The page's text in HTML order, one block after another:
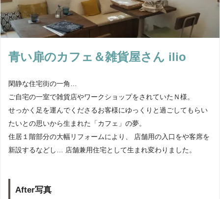
青い扉のカフェ＆雑貨屋さん ilio
閑静な住宅街の一角…
ご自宅の一室で雑貨店やワークショップをされていたＮ様。
せっかく足を運んでくださるお客様にゆっくりと過ごしてもらい
たいとの思いから生まれた「カフェ」の夢。
住居１階部分の大幅リフォームにより、 店舗用の入口をや客席を
新設するなどし… 店舗兼用住宅として生まれ変わりました。
After写真